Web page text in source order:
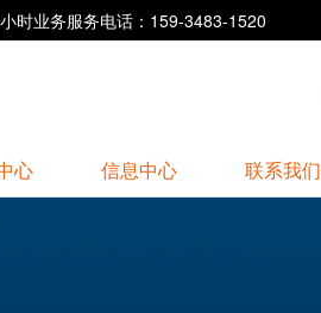
时业务服务电话：159-3483-1520
心 信息中心 联系我们